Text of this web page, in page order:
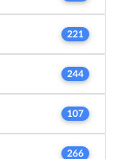
221
244
107
266